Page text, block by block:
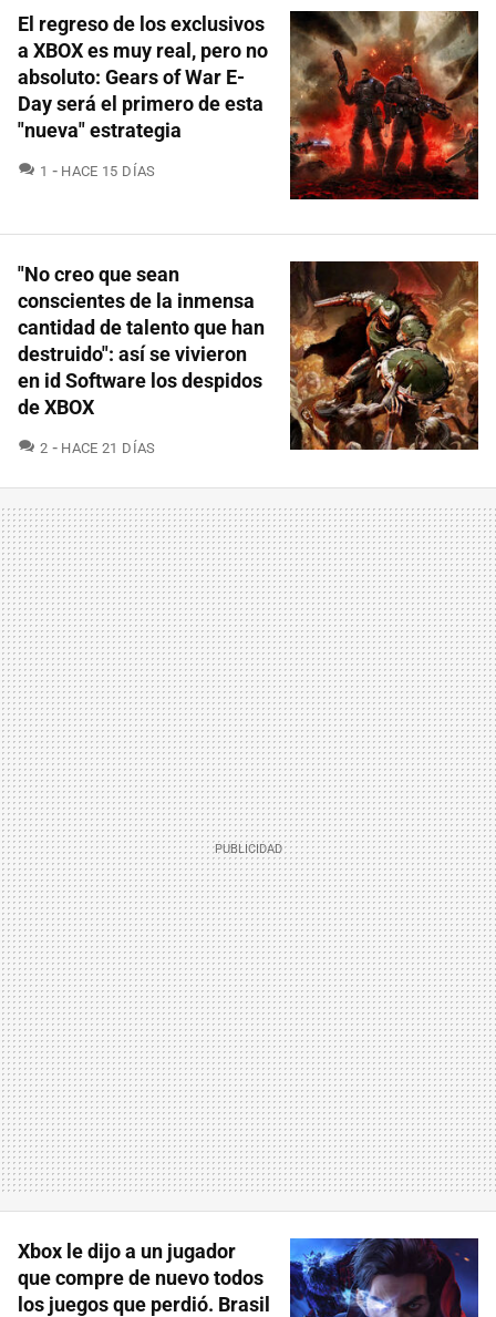
El regreso de los exclusivos
a XBOX es muy real, pero no
absoluto: Gears of War E-
Day será el primero de esta
"nueva" estrategia
1 COMENTARIOS
HACE 15 DÍAS
"No creo que sean
conscientes de la inmensa
cantidad de talento que han
destruido": así se vivieron
en id Software los despidos
de XBOX
2 COMENTARIOS
HACE 21 DÍAS
Xbox le dijo a un jugador
que compre de nuevo todos
los juegos que perdió. Brasil